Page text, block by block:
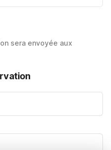
sera envoyée aux